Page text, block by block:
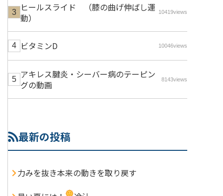
ヒールスライド （膝の曲げ伸ばし運
動）
10419views
ビタミンD 10046views
アキレス腱炎・シーバー病のテーピン
グの動画
8143views
最新の投稿
力みを抜き本来の動きを取り戻す